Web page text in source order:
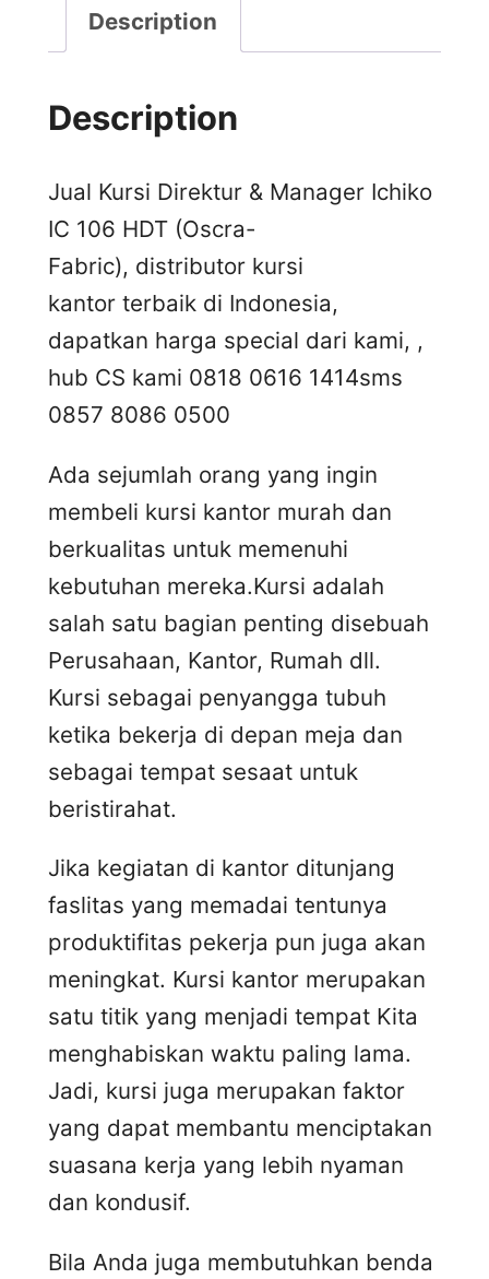
Description
Description
Jual Kursi Direktur & Manager Ichiko
IC 106 HDT (Oscra-
Fabric), distributor kursi
kantor terbaik di Indonesia,
dapatkan harga special dari kami, ,
hub CS kami 0818 0616 1414sms
0857 8086 0500
Ada sejumlah orang yang ingin
membeli kursi kantor murah dan
berkualitas untuk memenuhi
kebutuhan mereka.Kursi adalah
salah satu bagian penting disebuah
Perusahaan, Kantor, Rumah dll.
Kursi sebagai penyangga tubuh
ketika bekerja di depan meja dan
sebagai tempat sesaat untuk
beristirahat.
Jika kegiatan di kantor ditunjang
faslitas yang memadai tentunya
produktifitas pekerja pun juga akan
meningkat. Kursi kantor merupakan
satu titik yang menjadi tempat Kita
menghabiskan waktu paling lama.
Jadi, kursi juga merupakan faktor
yang dapat membantu menciptakan
suasana kerja yang lebih nyaman
dan kondusif.
Bila Anda juga membutuhkan benda